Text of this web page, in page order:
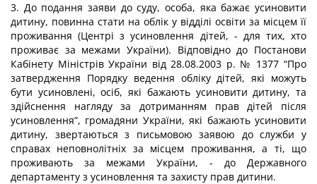
3. До подання заяви до суду, особа, яка бажає усиновити
дитину, повинна стати на облік у відділі освіти за місцем її
проживання (Центрі з усиновлення дітей, - для тих, хто
проживає за межами України). Відповідно до Постанови
Кабінету Міністрів України від 28.08.2003 р. № 1377 “Про
затвердження Порядку ведення обліку дітей, які можуть
бути усиновлені, осіб, які бажають усиновити дитину, та
здійснення нагляду за дотриманням прав дітей після
усиновлення”, громадяни України, які бажають усиновити
дитину, звертаються з письмовою заявою до служби у
справах неповнолітніх за місцем проживання, а ті, що
проживають за межами України, - до Державного
департаменту з усиновлення та захисту прав дитини.